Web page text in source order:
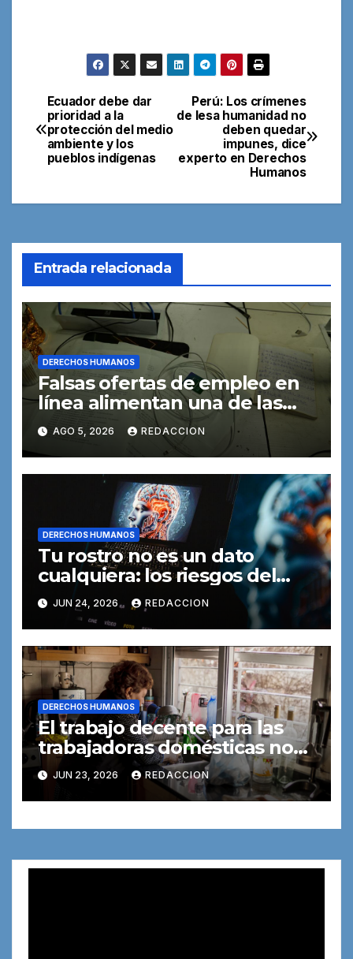
Navegación
de
entradas
Perú: Los crímenes
de lesa humanidad no
deben quedar
impunes, dice
experto en Derechos
Humanos
Ecuador debe dar
prioridad a la
protección del medio
ambiente y los
pueblos indígenas
Entrada relacionada
DERECHOS HUMANOS
Falsas ofertas de empleo en
línea alimentan una de las
formas de trata de personas
AGO 5, 2026 REDACCION
DERECHOS HUMANOS
Tu rostro no es un dato
cualquiera: los riesgos del
reconocimiento facial
JUN 24, 2026 REDACCION
DERECHOS HUMANOS
El trabajo decente para las
trabajadoras domésticas no
puede esperar más
JUN 23, 2026 REDACCION